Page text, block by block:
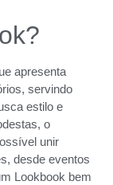
apresenta
servindo
estilo e
o
unir
desde eventos
Lookbook bem